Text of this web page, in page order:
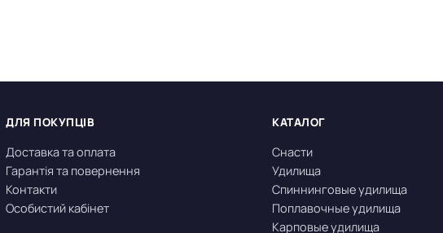
ДЛЯ ПОКУПЦІВ
Доставка та оплата
Гарантія та повернення
Контакти
Особистий кабінет
КАТАЛОГ
Снасти
Удилища
Спиннинговые удилища
Поплавочные удилища
Карповые удилища